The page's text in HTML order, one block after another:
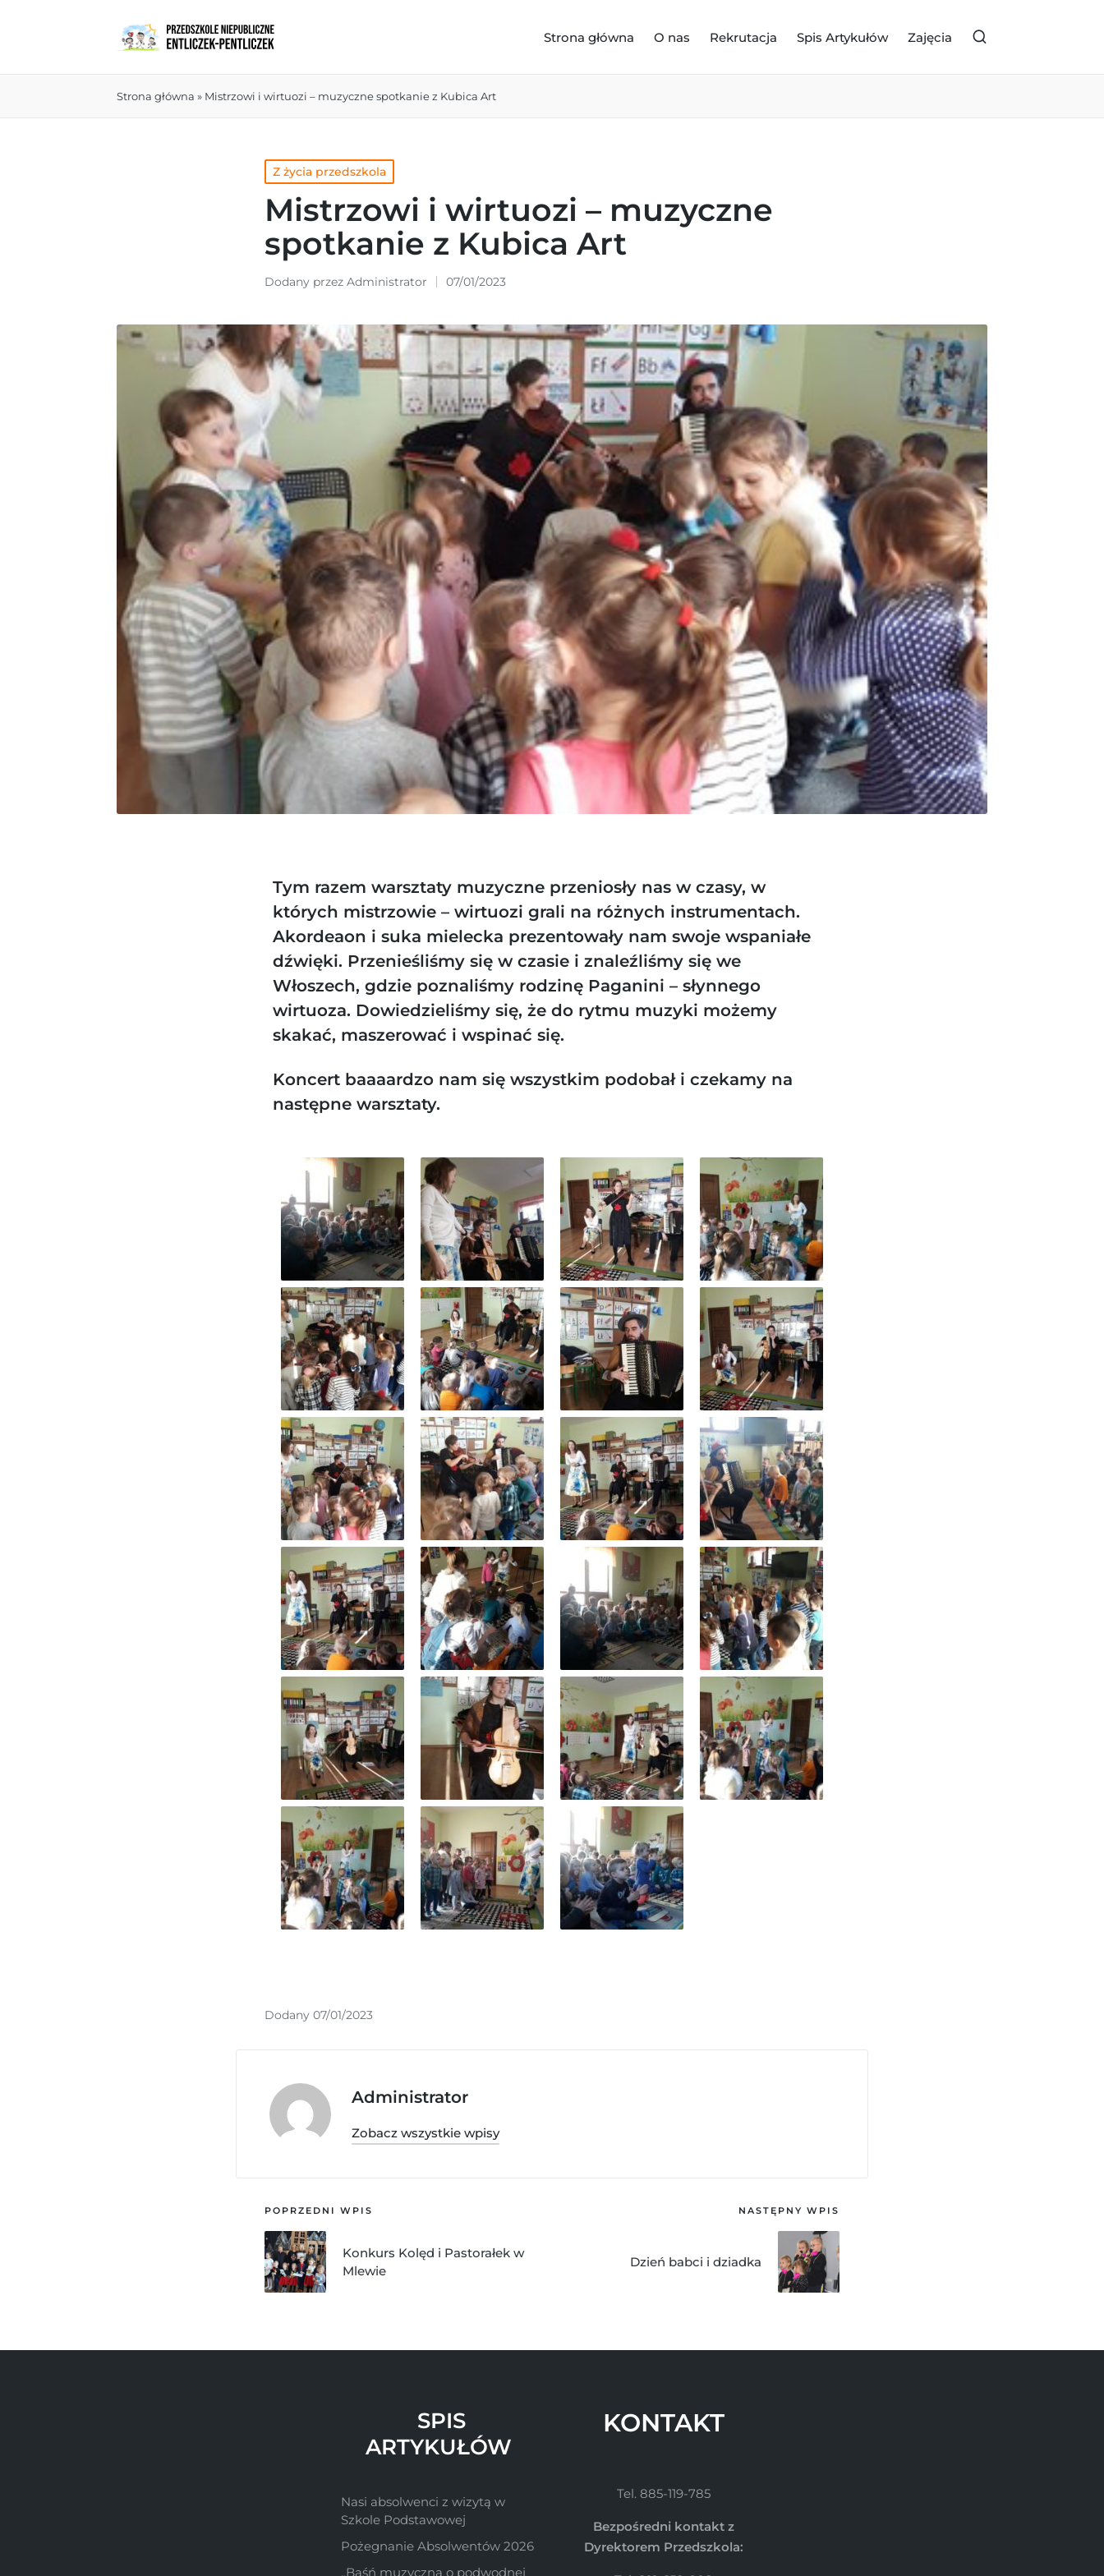
Strona główna O nas Rekrutacja Spis Artykułów Zajęcia
Strona główna » Mistrzowi i wirtuozi – muzyczne spotkanie z Kubica Art
Z życia przedszkola
Mistrzowi i wirtuozi – muzyczne
spotkanie z Kubica Art
Dodany przez Administrator 07/01/2023
Tym razem warsztaty muzyczne przeniosły nas w czasy, w
których mistrzowie – wirtuozi grali na różnych instrumentach.
Akordeaon i suka mielecka prezentowały nam swoje wspaniałe
dźwięki. Przenieśliśmy się w czasie i znaleźliśmy się we
Włoszech, gdzie poznaliśmy rodzinę Paganini – słynnego
wirtuoza. Dowiedzieliśmy się, że do rytmu muzyki możemy
skakać, maszerować i wspinać się.
Koncert baaaardzo nam się wszystkim podobał i czekamy na
następne warsztaty.
Dodany 07/01/2023
Administrator
Zobacz wszystkie wpisy
POPRZEDNI WPIS
Konkurs Kolęd i Pastorałek w
Mlewie
NASTĘPNY WPIS
Dzień babci i dziadka
SPIS
ARTYKUŁÓW
Nasi absolwenci z wizytą w
Szkole Podstawowej
Pożegnanie Absolwentów 2026
„Baśń muzyczna o podwodnej
KONTAKT
Tel. 885-119-785
Bezpośredni kontakt z
Dyrektorem Przedszkola: